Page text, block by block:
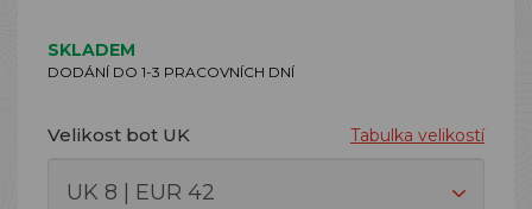
SKLADEM
DODÁNÍ DO 1-3 PRACOVNÍCH DNÍ
Velikost bot UK Tabulka velikostí